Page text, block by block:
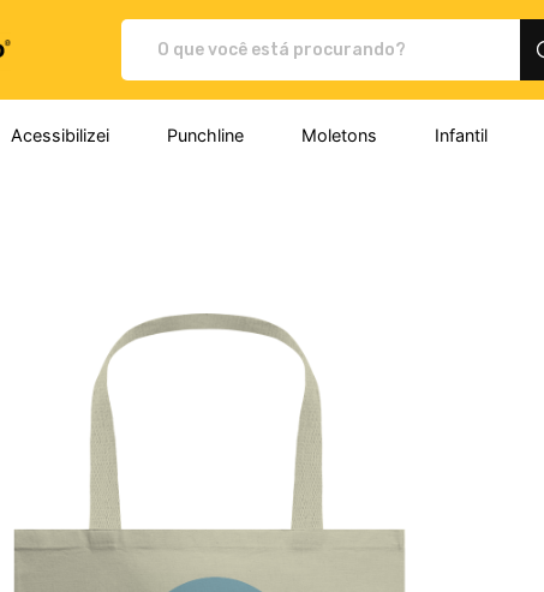
Acessibilizei Punchline Moletons Infantil